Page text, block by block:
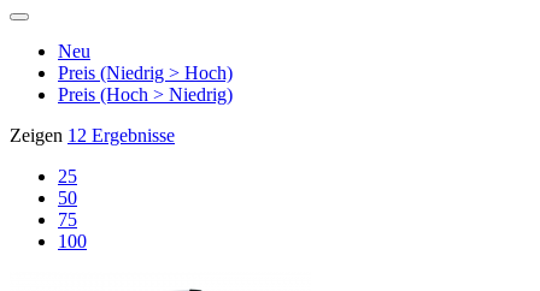
Neu
Preis (Niedrig > Hoch)
Preis (Hoch > Niedrig)
Zeigen 12 Ergebnisse
25
50
75
100